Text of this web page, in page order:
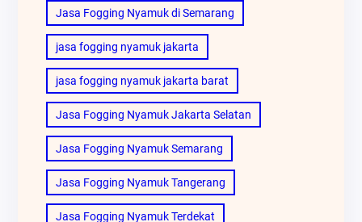
Jasa Fogging Nyamuk di Semarang
jasa fogging nyamuk jakarta
jasa fogging nyamuk jakarta barat
Jasa Fogging Nyamuk Jakarta Selatan
Jasa Fogging Nyamuk Semarang
Jasa Fogging Nyamuk Tangerang
Jasa Fogging Nyamuk Terdekat